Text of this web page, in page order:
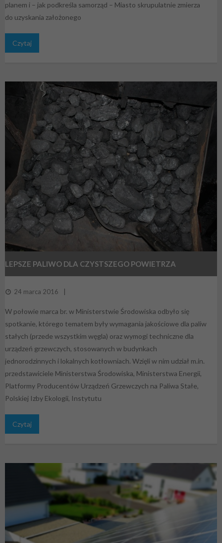
planem i – jak podkreśla samorząd – Miasto skrupulatnie zmierza
do uzyskania założonego
Czytaj
LEPSZE PALIWO DLA CZYSTSZEGO POWIETRZA
24 marca 2016
W połowie marca br. w Ministerstwie Środowiska odbyło się
spotkanie, którego tematem były wymagania jakościowe dla paliw
stałych (przede wszystkim węgla) oraz wymogi techniczne dla
urządzeń grzewczych, stosowanych w budynkach
jednorodzinnych i lokalnych kotłowniach. Wzięli w nim udział m.in.
przedstawiciele Ministerstwa Środowiska, Ministerstwa Energii,
Platformy Producentów Urządzeń Grzewczych na Paliwa Stałe,
Polskiej Izby Ekologii, Instytutu
Czytaj